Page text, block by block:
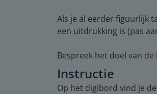
Als je al eerder figuurlijk
een uitdrukking is (pas
Bespreek het doel van de
Instructie
Op het digibord vind je